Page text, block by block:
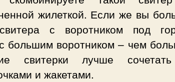
жилеткой. Если же вы
с воротником под
большим воротником – чем
свитерки лучше
и жакетами.